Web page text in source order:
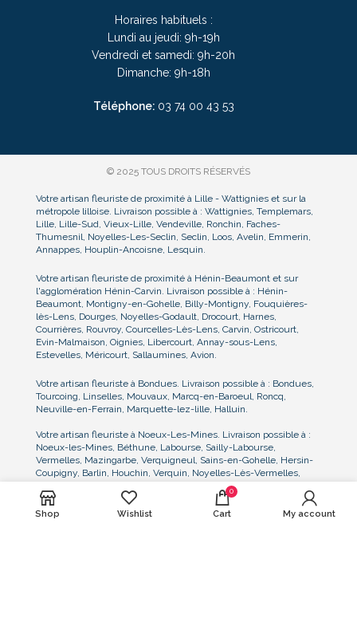
Horaires habituels :
Lundi au jeudi: 9h-19h
Vendredi et samedi: 9h-20h
Dimanche: 9h-18h
Téléphone: 03 74 00 43 53
© 2025 TOUS DROITS RÉSERVÉS
Votre artisan fleuriste de proximité à Lille - Wattignies et sur la
métropole lilloise. Livraison possible à : Wattignies, Templemars,
Lille, Lille-Sud, Vieux-Lille, Vendeville, Ronchin, Faches-
Thumesnil, Noyelles-Les-Seclin, Seclin, Loos, Avelin, Emmerin,
Annappes, Houplin-Ancoisne, Lesquin.
Votre artisan fleuriste de proximité à Hénin-Beaumont et sur
l'agglomération Hénin-Carvin. Livraison possible à : Hénin-
Beaumont, Montigny-en-Gohelle, Billy-Montigny, Fouquières-
lès-Lens, Dourges, Noyelles-Godault, Drocourt, Harnes,
Courrières, Rouvroy, Courcelles-Lès-Lens, Carvin, Ostricourt,
Evin-Malmaison, Oignies, Libercourt, Annay-sous-Lens,
Estevelles, Méricourt, Sallaumines, Avion.
Votre artisan fleuriste à Bondues. Livraison possible à : Bondues,
Tourcoing, Linselles, Mouvaux, Marcq-en-Baroeul, Roncq,
Neuville-en-Ferrain, Marquette-lez-lille, Halluin.
Votre artisan fleuriste à Noeux-Les-Mines. Livraison possible à :
Noeux-les-Mines, Béthune, Labourse, Sailly-Labourse,
Vermelles, Mazingarbe, Verquigneul, Sains-en-Gohelle, Hersin-
Coupigny, Barlin, Houchin, Verquin, Noyelles-Lès-Vermelles,
Bully-Les-Mines, Grenay
Nous consulter pour toute demande particulière de livraison dans
Shop Wishlist
0
Cart My account